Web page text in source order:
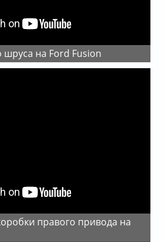
шруса на Ford Fusion